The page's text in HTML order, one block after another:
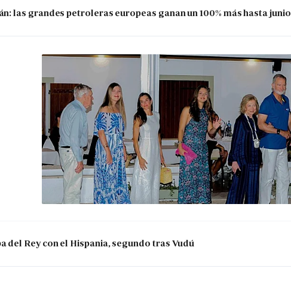
las grandes petroleras europeas ganan un 100% más hasta junio
del Rey con el Hispania, segundo tras Vudú